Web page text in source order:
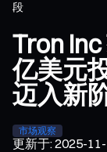
段
Tron
亿美元
迈入新
市场观察
更新于:2025-